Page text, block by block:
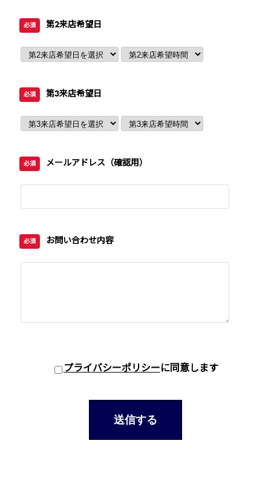
必須 第2来店希望日
必須 第3来店希望日
必須 メールアドレス（確認用）
必須 お問い合わせ内容
プライバシーポリシーに同意します